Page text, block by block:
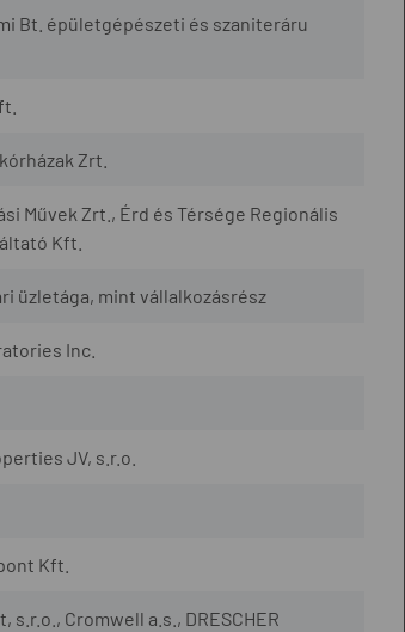
Bt. épületgépészeti és szaniteráru
Zrt.
Művek Zrt., Érd és Térsége Regionális
Kft.
üzletága, mint vállalkozásrész
Inc.
JV, s.r.o.
Kft.
s.r.o., Cromwell a.s., DRESCHER